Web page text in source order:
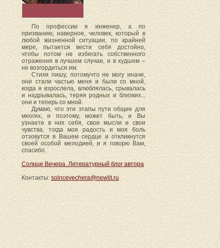
По профессии я инженер, а по
призванию, наверное, человек, который в
любой жизненной ситуации, по крайней
мере, пытается вести себя достойно,
чтобы потом не избегать собственного
отражения в лучшем случае, и в худшем –
не возгордиться им.
Стихи пишу, потомучто не могу иначе,
они стали частью меня и были со мной,
когда я взрослела, влюблялась, срывалась
и надрывалась, теряя родных и близких...
они и теперь со мной.
Думаю, что эти этапы пути общие для
многих, и поэтому, может быть, и Вы
узнаете в них себя, свои мысли и свои
чувства, тогда моя радость и моя боль
отзовутся в Вашем сердце и откликнутся
своей особой мелодией, и я говорю Вам,
спасибо.
Солнце Вечера. Литературный блог автора
Контакты: solncevechera@newlit.ru